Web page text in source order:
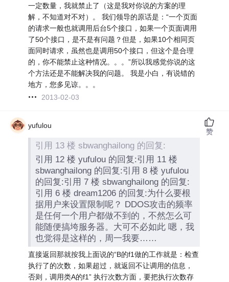
一定数量，我就禁止了（这是我对你说的方案的理
解，不知道对不对）。 我们领导的原话是：“一个页面
的请求一般也就调用后台5个接口，如果一个页面调用
了50个接口，是不是有问题？但是，如果10个相同页
面同时请求，虽然也是调用50个接口，但这个是合理
的，你不能禁止这种情况。。。”所以我感觉你说的这
个方法还是不能解决我的问题。 我是小白，有说错的
地方，您多见谅。。。
2013-02-03
yufulou
引用 13 楼 sbwanghailong 的回复:
引用 12 楼 yufulou 的回复:引用 11 楼
sbwanghailong 的回复:引用 8 楼 yufulou
的回复:引用 7 楼 sbwanghailong 的回复:
引用 6 楼 dream1206 的回复:为什么要根
据用户来设置限制呢？ DDOS攻击的频率
是任何一个用户都做不到的，不然怎么可
能随便搞垮服务器。大可不必如此 嗯，我
也觉得是这样的，周一我要……
直接返回那就按我上面说的“B的f1做的工作就是：检查
执行了的次数，如果超过，就返回不让调用的信息，
否则，调用类A的f1” 执行次数方面，要把执行次数存
赞